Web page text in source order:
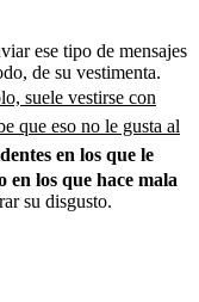
ese tipo de mensajes
de su vestimenta.
suele vestirse con
que eso no le gusta al
en los que le
los que hace mala
su disgusto.